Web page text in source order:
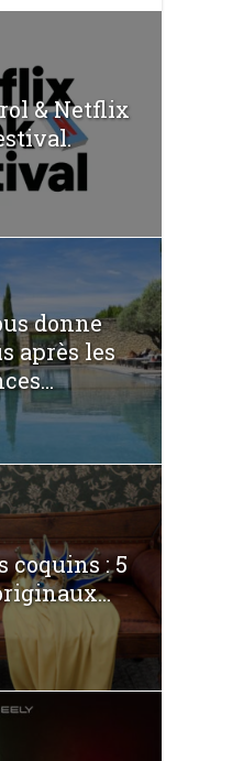
& Netflix
donne
après les
coquins : 5